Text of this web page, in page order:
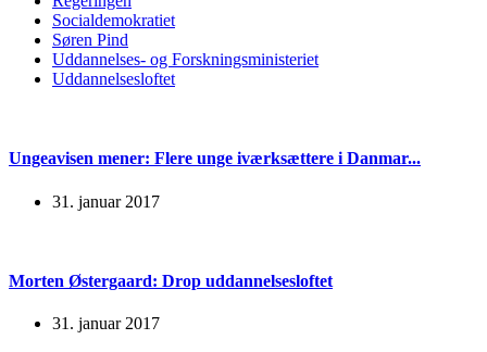
Socialdemokratiet
Søren Pind
Uddannelses- og Forskningsministeriet
Uddannelsesloftet
Ungeavisen mener: Flere unge iværksættere i Danmar...
31. januar 2017
Morten Østergaard: Drop uddannelsesloftet
31. januar 2017